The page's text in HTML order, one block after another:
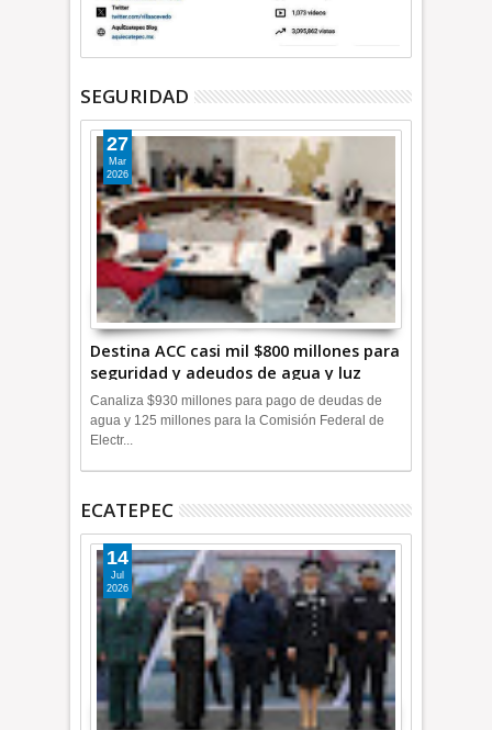
SEGURIDAD
Destina ACC casi mil $800 millones para
seguridad y adeudos de agua y luz
+Video
27
Mar
2026
Canaliza $930 millones para pago de deudas de
agua y 125 millones para la Comisión Federal de
Electr...
ECATEPEC
14
Jul
2026